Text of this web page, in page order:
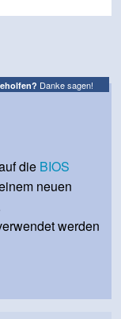
Danke sagen!
die BIOS
neuen
werden